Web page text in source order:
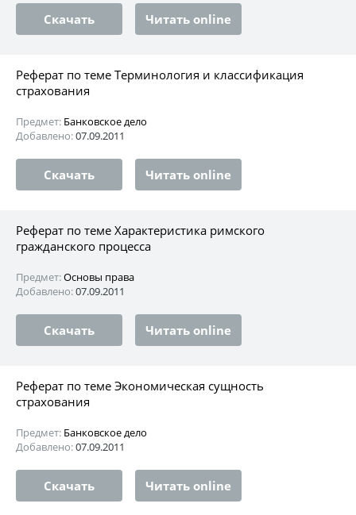
Скачать Читать online
Реферат по теме Терминология и классификация
страхования
Предмет: Банковское дело
Добавлено:07.09.2011
Скачать Читать online
Реферат по теме Характеристика римского
гражданского процесса
Предмет:Основы права
Добавлено:07.09.2011
Скачать Читать online
Реферат по теме Экономическая сущность
страхования
Предмет: Банковское дело
Добавлено:07.09.2011
Скачать Читать online